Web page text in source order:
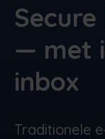
Secure
— met
inbox
Traditionele